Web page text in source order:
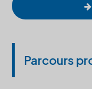
Parcours